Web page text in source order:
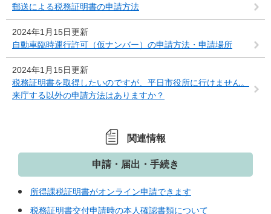
郵送による税務証明書の申請方法
2024年1月15日更新
自動車臨時運行許可（仮ナンバー）の申請方法・申請場所
2024年1月15日更新
税務証明書を取得したいのですが、平日市役所に行けません。
来庁する以外の申請方法はありますか？
関連情報
申請・届出・手続き
所得課税証明書がオンライン申請できます
税務証明書交付申請時の本人確認書類について